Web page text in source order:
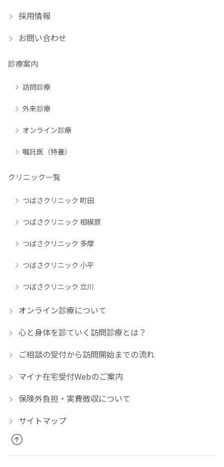
採用情報
お問い合わせ
診療案内
訪問診療
外来診療
オンライン診療
嘱託医（特養）
クリニック一覧
つばさクリニック 町田
つばさクリニック 相模原
つばさクリニック 多摩
つばさクリニック 小平
つばさクリニック 立川
オンライン診療について
心と身体を診ていく訪問診療とは？
ご相談の受付から訪問開始までの流れ
マイナ在宅受付Webのご案内
保険外負担・実費徴収について
サイトマップ